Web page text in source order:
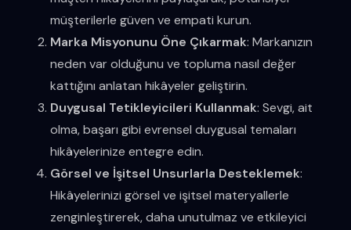
müşterilerle güven ve empati kurun.
Marka Misyonunu Öne Çıkarmak: Markanızın
neden var olduğunu ve topluma nasıl değer
kattığını anlatan hikâyeler geliştirin.
Duygusal Tetikleyicileri Kullanmak: Sevgi, ait
olma, başarı gibi evrensel duygusal temaları
hikâyelerinize entegre edin.
Görsel ve İşitsel Unsurlarla Desteklemek:
Hikâyelerinizi görsel ve işitsel materyallerle
zenginleştirerek, daha unutulmaz ve etkileyici